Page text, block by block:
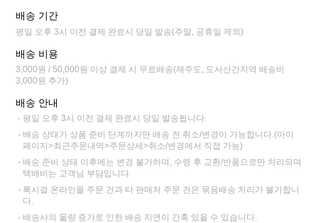
배송 기간
평일 오후 3시 이전 결제 완료시 당일 발송(주말, 공휴일 제외)
배송 비용
3,000원 / 50,000원 이상 결제 시 무료배송(제주도, 도서산간지역 배송비
3,000원 추가)
배송 안내
평일 오후 3시 이전 결제 완료시 당일 발송됩니다.
배송 상태가 상품 준비 단계까지만 배송 전 취소/변경이 가능합니다.(마이
페이지>최근주문내역>주문상세>취소/변경에서 직접 가능)
배송 준비 상태 이후에는 변경 불가하며, 수령 후 교환/반품으로만 처리되며
택배비는 고객님 부담입니다.
록시걸 온라인몰 주문 건과 타 판매처 주문 건은 묶음배송 처리가 불가합니
다.
배송사의 물량 증가로 인한 배송 지연이 간혹 있을 수 있습니다.